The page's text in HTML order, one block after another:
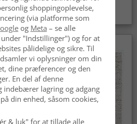
kr.719
shoppingoplevelse,
(via platforme som
og Meta – se alle
"Indstillinger") og for at
pålidelige og sikre. Til
vi oplysninger om din
dine præferencer og den
En del af denne
indebærer lagring og adgang
din enhed, såsom cookies,
& luk" for at tillade alle